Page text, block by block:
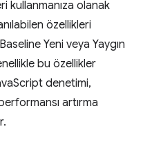
kullanmanıza olanak
özellikleri
Yeni veya Yaygın
bu özellikler
denetimi,
artırma